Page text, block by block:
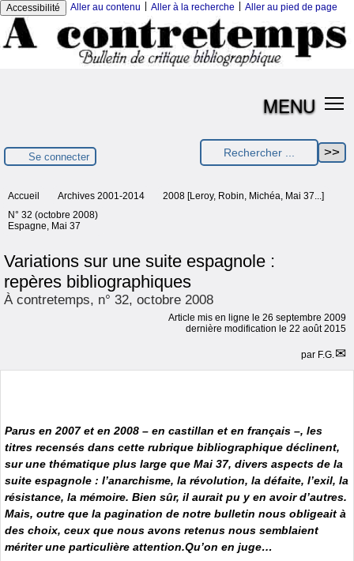
Accessibilité Aller au contenu Aller à la recherche Aller au pied de page
MENU
Se connecter
Accueil Archives 2001-2014
2008 [Leroy, Robin, Michéa, Mai 37...]
N° 32 (octobre 2008)
Espagne, Mai 37
Variations sur une suite espagnole :
repères bibliographiques
À contretemps, n° 32, octobre 2008
Article mis en ligne le 26 septembre 2009
dernière modification le 22 août 2015
par F.G.
Parus en 2007 et en 2008 – en castillan et en français –, les
titres recensés dans cette rubrique bibliographique déclinent,
sur une thématique plus large que Mai 37, divers aspects de la
suite espagnole : l’anarchisme, la révolution, la défaite, l’exil, la
résistance, la mémoire. Bien sûr, il aurait pu y en avoir d’autres.
Mais, outre que la pagination de notre bulletin nous obligeait à
des choix, ceux que nous avons retenus nous semblaient
mériter une particulière attention.Qu’on en juge…